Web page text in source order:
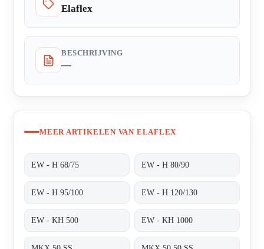
Elaflex
BESCHRIJVING
—
MEER ARTIKELEN VAN ELAFLEX
EW - H 68/75 EW - H 80/90
EW - H 95/100 EW - H 120/130
EW - KH 500 EW - KH 1000